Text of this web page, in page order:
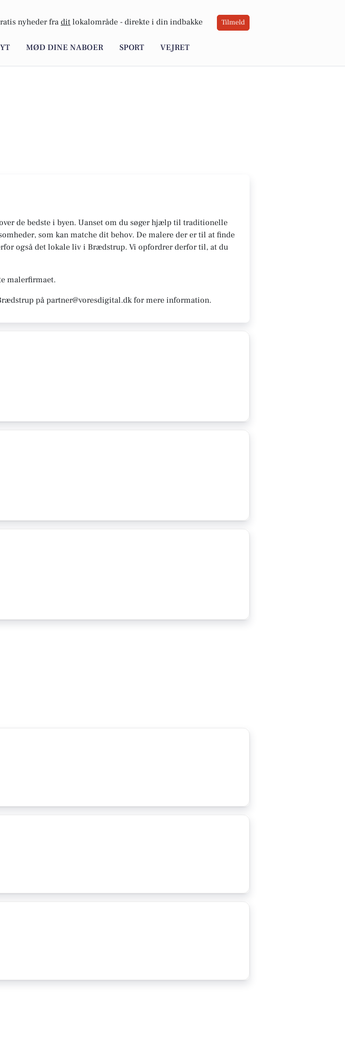
nyheder fra dit lokalområde - direkte i din indbakke Tilmeld
MØD DINE NABOER SPORT VEJRET
de bedste i byen. Uanset om du søger hjælp til traditionelle
som kan matche dit behov. De malere der er til at finde
også det lokale liv i Brædstrup. Vi opfordrer derfor til, at du
malerfirmaet.
på partner@voresdigital.dk for mere information.